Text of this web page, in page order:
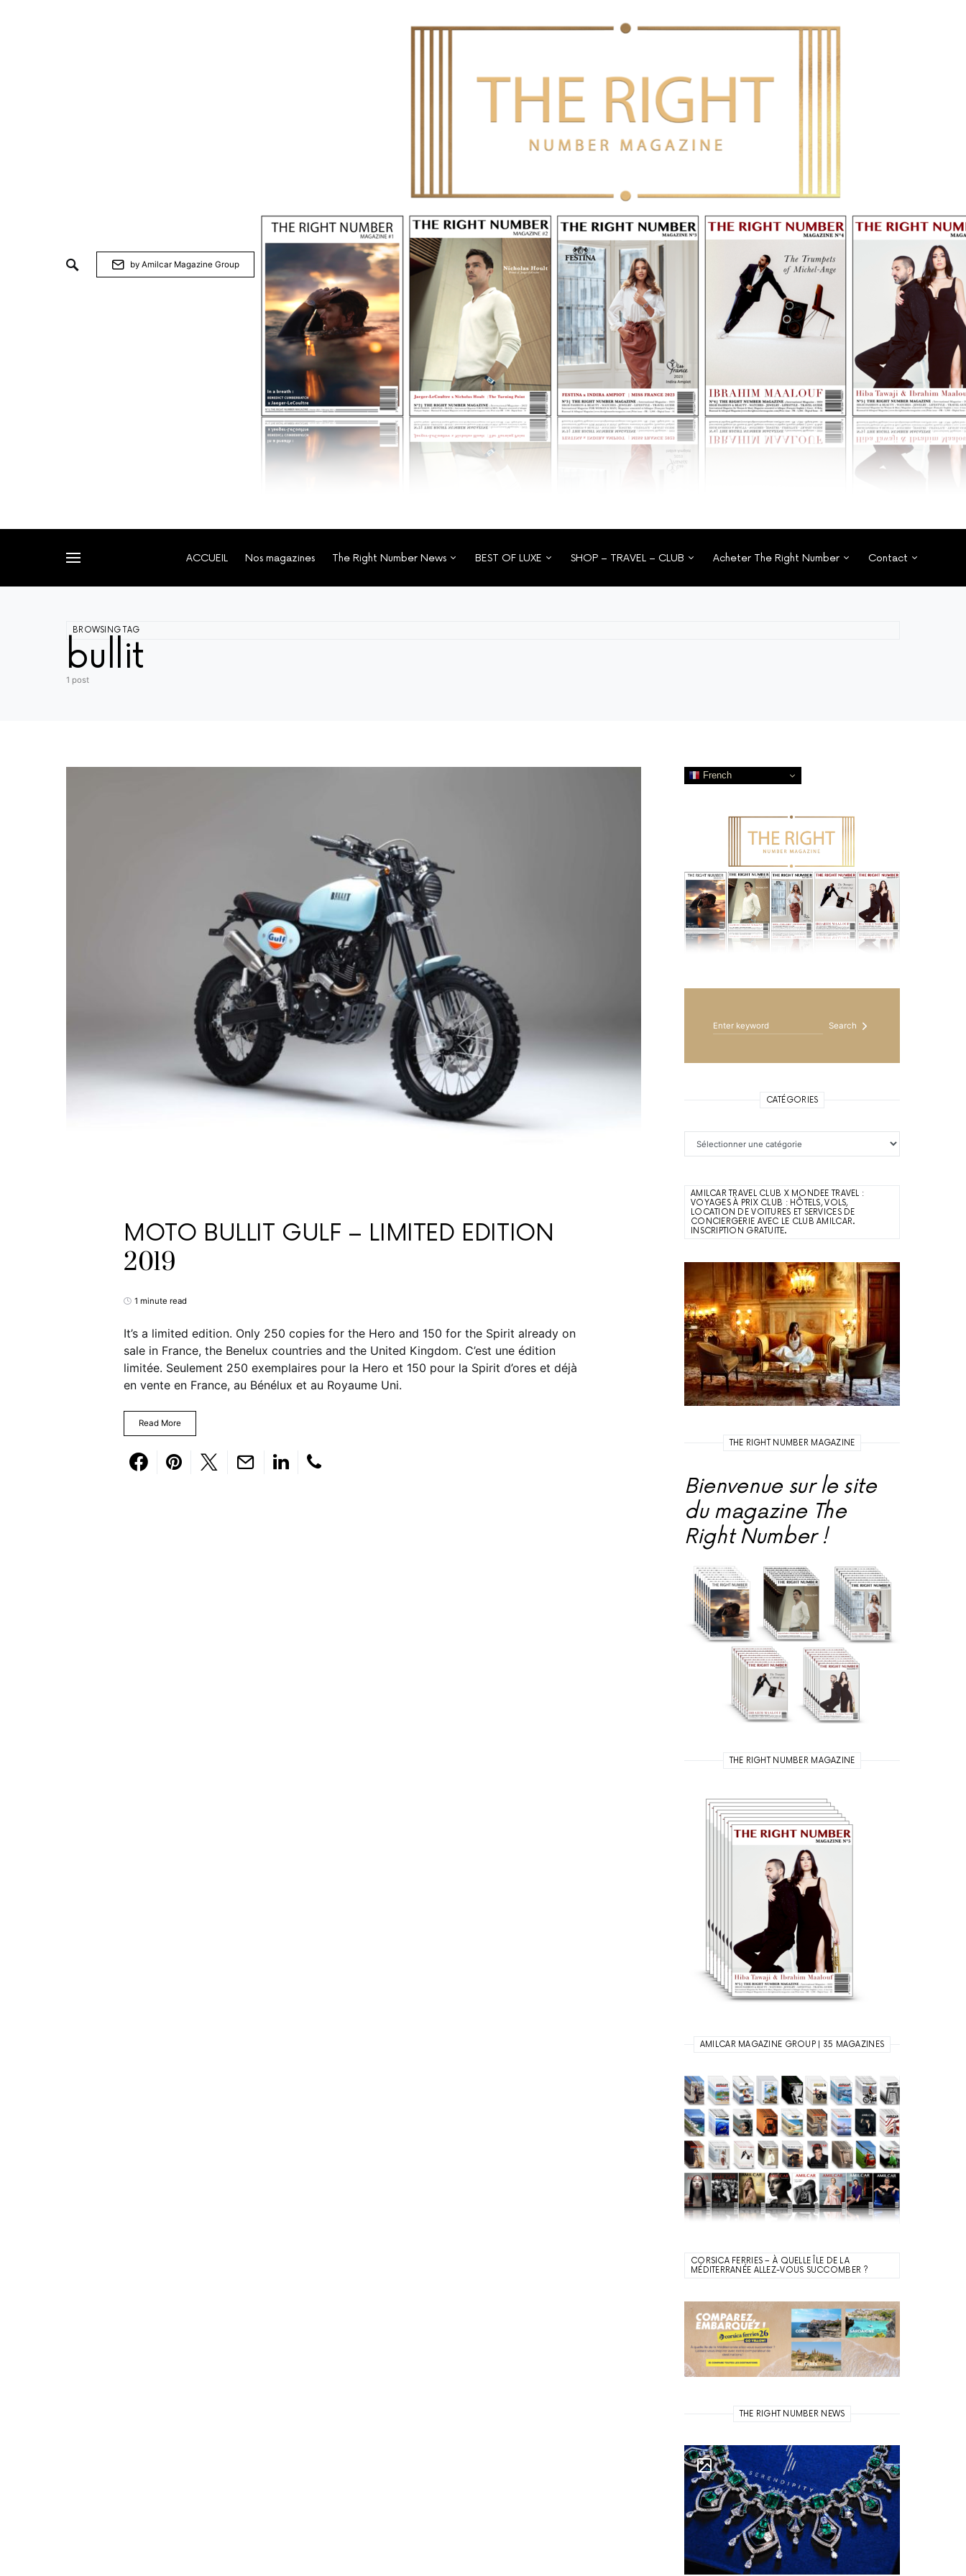
by Amilcar Magazine Group
ACCUEIL Nos magazines The Right Number News BEST OF LUXE SHOP – TRAVEL – CLUB Acheter The Right Number Contact
BROWSING TAG
bullit
1 post
MOTO BULLIT GULF – LIMITED EDITION
2019
1 minute read
It’s a limited edition. Only 250 copies for the Hero and 150 for the Spirit already on
sale in France, the Benelux countries and the United Kingdom. C’est une édition
limitée. Seulement 250 exemplaires pour la Hero et 150 pour la Spirit d’ores et déjà
en vente en France, au Bénélux et au Royaume Uni.
Read More
French
Search
CATÉGORIES
AMILCAR TRAVEL CLUB X MONDEE TRAVEL :
VOYAGES À PRIX CLUB : HÔTELS, VOLS,
LOCATION DE VOITURES ET SERVICES DE
CONCIERGERIE AVEC LE CLUB AMILCAR.
INSCRIPTION GRATUITE.
THE RIGHT NUMBER MAGAZINE
Bienvenue sur le site
du magazine The
Right Number !
THE RIGHT NUMBER MAGAZINE
AMILCAR MAGAZINE GROUP | 35 MAGAZINES
CORSICA FERRIES – À QUELLE ÎLE DE LA
MÉDITERRANÉE ALLEZ-VOUS SUCCOMBER ?
THE RIGHT NUMBER NEWS